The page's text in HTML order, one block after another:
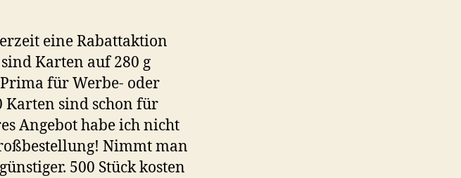
eine Rabattaktion
Karten auf 280 g
für Werbe- oder
sind schon für
Angebot habe ich nicht
Nimmt man
500 Stück kosten